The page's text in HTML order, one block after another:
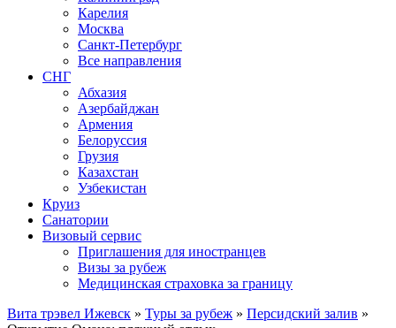
Карелия
Москва
Санкт-Петербург
Все направления
СНГ
Абхазия
Азербайджан
Армения
Белоруссия
Грузия
Казахстан
Узбекистан
Круиз
Санатории
Визовый сервис
Приглашения для иностранцев
Визы за рубеж
Медицинская страховка за границу
Вита трэвел Ижевск » Туры за рубеж » Персидский залив »